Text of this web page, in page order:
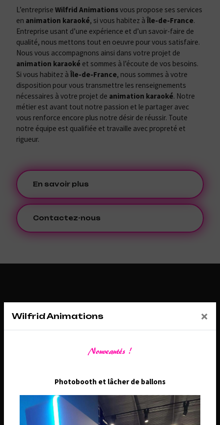
Wilfrid Animations ×
Nouveautés !
Photobooth et lâcher de ballons
L’entreprise Wilfrid Animationsvous propose ses services
en animation karaoké, si vous habitez à Île-de-France.
Entreprise usant d’une expérience et d’un savoir-faire de
qualité, nous mettons tout en oeuvre pour vous satisfaire.
Nous vous accompagnons ainsi dans votre projet de
animation karaoké et sommes à l’écoute de vos besoins.
Si vous habitez à Île-de-France, nous sommes à votre
disposition pour vous transmettre les renseignements
nécessaires à votre projet de animation karaoké. Notre
métier est avant tout notre passion et le partager avec
vous renforce encore plus notre désir de réussir. Toute
notre équipe est qualifiée et travaille avec propreté et
rigueur.
En savoir plus
Contactez-nous
26 Route de Châtenoy, 45530 Sury-aux-Bois